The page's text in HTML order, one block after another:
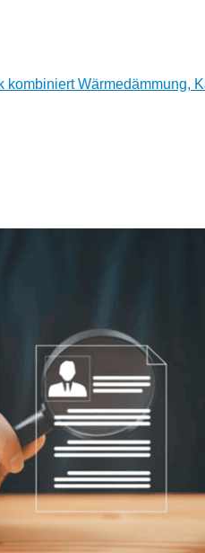
kombiniert Wärmedämmung,